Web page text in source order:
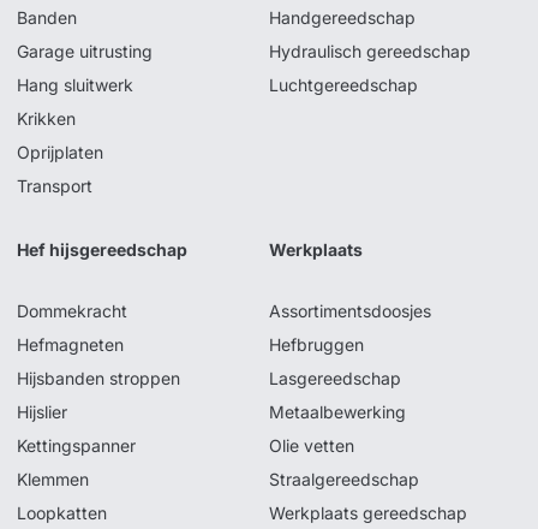
Banden
Garage uitrusting
Hang sluitwerk
Krikken
Oprijplaten
Transport
Handgereedschap
Hydraulisch gereedschap
Luchtgereedschap
Hef hijsgereedschap
Dommekracht
Hefmagneten
Hijsbanden stroppen
Hijslier
Kettingspanner
Klemmen
Loopkatten
Werkplaats
Assortimentsdoosjes
Hefbruggen
Lasgereedschap
Metaalbewerking
Olie vetten
Straalgereedschap
Werkplaats gereedschap